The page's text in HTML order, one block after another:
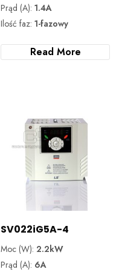
Prąd (A):1.4A
Ilość faz:1-fazowy
Read More
SV022iG5A-4
Moc (W): 2.2kW
Prąd (A): 6A